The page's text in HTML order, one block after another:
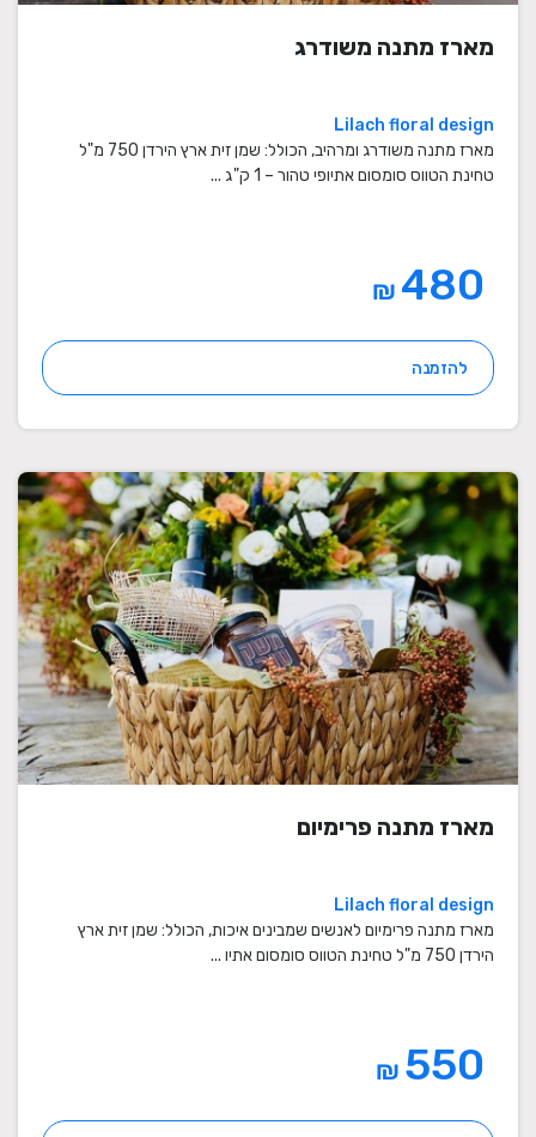
מארז מתנה משודרג
Lilach floral design
מארז מתנה משודרג ומרהיב, הכולל: שמן זית ארץ הירדן 750 מ"ל
טחינת הטווס סומסום אתיופי טהור – 1 ק"ג ...
₪
להזמנה
מארז מתנה פרימיום
Lilach floral design
מארז מתנה פרימיום לאנשים שמבינים איכות, הכולל: שמן זית ארץ
הירדן 750 מ"ל טחינת הטווס סומסום אתיו ...
₪